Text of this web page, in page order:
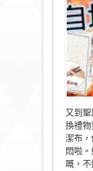
又到
換禮
潔布
悶啦
嘅，不